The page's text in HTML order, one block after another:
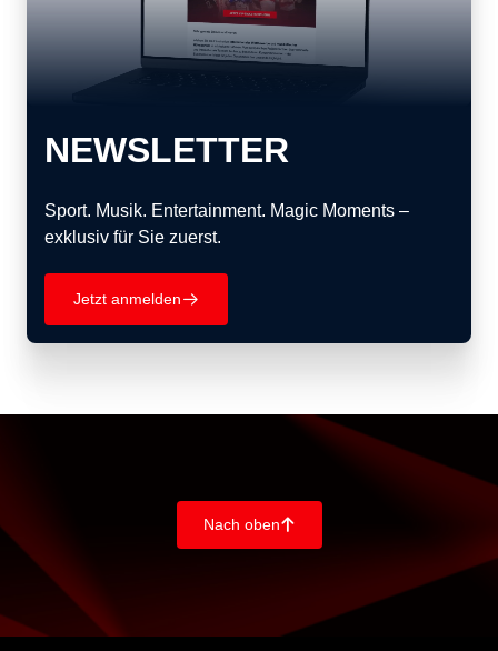
NEWSLETTER
Sport. Musik. Entertainment. Magic Moments –
exklusiv für Sie zuerst.
Jetzt anmelden􀄫
Nach oben􀄨